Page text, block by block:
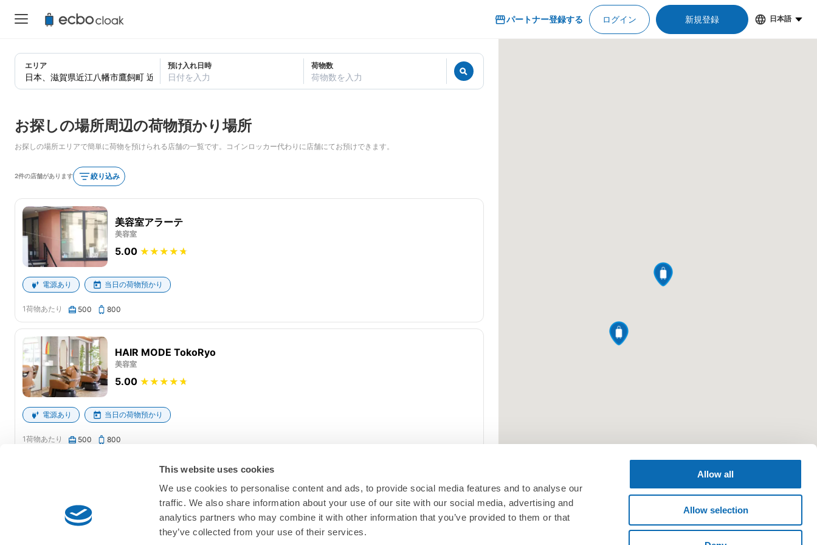
This website uses cookies
We use cookies to personalise content and ads, to provide social media features and to analyse our
traffic. We also share information about your use of our site with our social media, advertising and
analytics partners who may combine it with other information that you’ve provided to them or that
they’ve collected from your use of their services.
Allow all
Allow selection
パートナー登録する ログイン 新規登録 日本語
エリア 預け入れ日時
日付を入力
荷物数
荷物数を入力
お探しの場所周辺の荷物預かり場所
お探しの場所エリアで簡単に荷物を預けられる店舗の一覧です。コインロッカー代わりに店舗にてお預けできます。
2件の店舗があります 絞り込み
美容室アラーテ
美容室
5.00
電源あり 当日の荷物預かり
1荷物あたり 500 800
HAIR MODE TokoRyo
美容室
5.00
電源あり 当日の荷物預かり
1荷物あたり 500 800